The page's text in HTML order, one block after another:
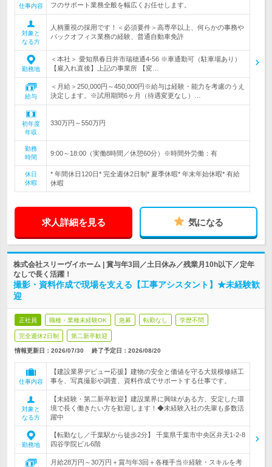
仕事内容
フのサポート業務全般を幅広くお任せします。
対象と
なる方
人柄重視の採用です！＜必須要件＞高専卒以上、何らかの事務や
バックオフィス業務の経験、普通自動車免許
勤務地
＜本社＞ 愛知県春日井市瑞穂通4-56 ※車通勤可（駐車場あり）
【雇入れ直後】上記の事業所 【変…
給与
＜月給＞250,000円～450,000円※給与は経験・能力を考慮のうえ
決定します。※試用期間6ヶ月（待遇変更なし）…
初年度
年収
330万円～550万円
勤務
時間
9:00～18:00（実働8時間／休憩60分）※時間外労働：有
休日
休暇
* 年間休日120日* 完全週休2日制* 夏季休暇* 年末年始休暇* 有給
休暇
求人詳細を見る 気になる
株式会社スリーヴイホーム | 賞与年3回／土日休み／残業月10h以下／定年
なしで長く活躍！
撮影・資料作成で現場を支える【工事アシスタント】★未経験歓
迎
正社員 職種・業種未経験OK 急募 転勤なし 学歴不問
完全週休2日制 第二新卒歓迎
情報更新日：2026/07/30 終了予定日： 2026/08/20
仕事内容
【建設業界デビュー応援】建物の安全と価値を守る大規模修繕工
事を、写真撮影や調査、資料作成でサポートする仕事です。
対象と
なる方
【未経験・第二新卒歓迎】建設業界に興味がある方、安定した環
境で長く働きたい方を歓迎します！◆未経験入社の先輩も多数活
躍中
勤務地
【転勤なし／千葉駅から徒歩2分】 千葉県千葉市中央区弁天1-2-8
四谷学院ビル6階
月給28万円～30万円＋賞与年3回＋各種手当※経験・スキルを考